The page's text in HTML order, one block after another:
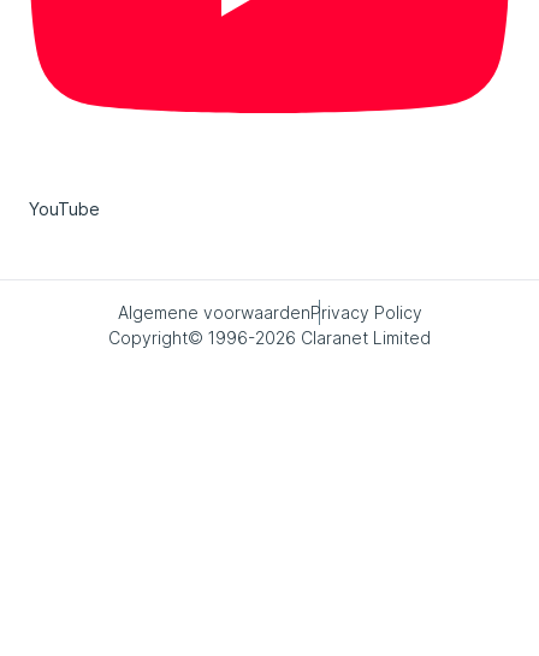
YouTube
Algemene voorwaardenPrivacy Policy
Copyright© 1996-2026 Claranet Limited